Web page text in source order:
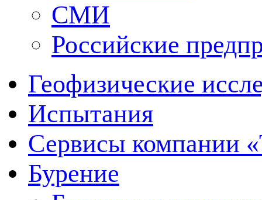
СМИ
Российские
Геофизические
Испытания
Сервисы компании
Бурение